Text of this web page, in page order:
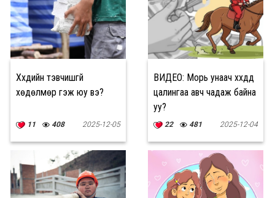
Хүүхдийн тэвчишгүй
хөдөлмөр гэж юу вэ?
11 408 2025-12-05
ВИДЕО: Морь унаач хүүхдүүд
цалингаа авч чадаж байна
уу?
22 481 2025-12-04